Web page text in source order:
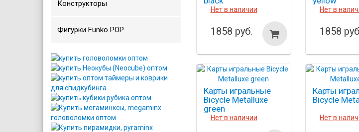
Конструкторы
Фигурки Funko POP
Нет в наличии
1858 руб.
Нет в
1858
Карты игральные
Bicycle Metalluxe
green
Нет в наличии
Карты
Bicycle
Нет в